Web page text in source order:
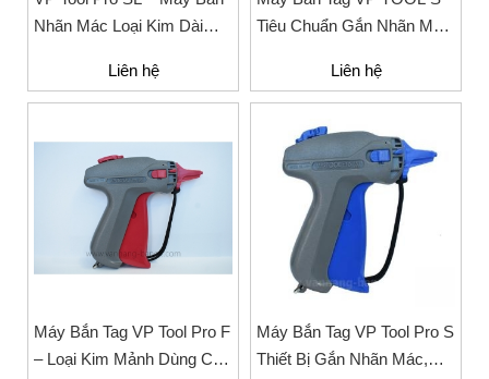
Nhãn Mác Loại Kim Dài
Liên hệ
Tiêu Chuẩn Gắn Nhãn Mác
Liên hệ
Máy Bắn Tag VP Tool Pro F
– Loại Kim Mảnh Dùng Cho
Máy Bắn Tag VP Tool Pro S
Thiết Bị Gắn Nhãn Mác,